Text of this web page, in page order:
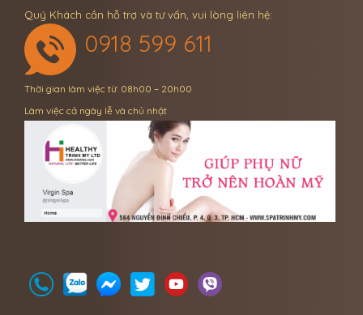
Quý Khách cần hỗ trợ và tư vấn, vui lòng liên hệ:
0918 599 611
Thời gian làm việc từ: 08h00 – 20h00
Làm việc cả ngày lễ và chủ nhật